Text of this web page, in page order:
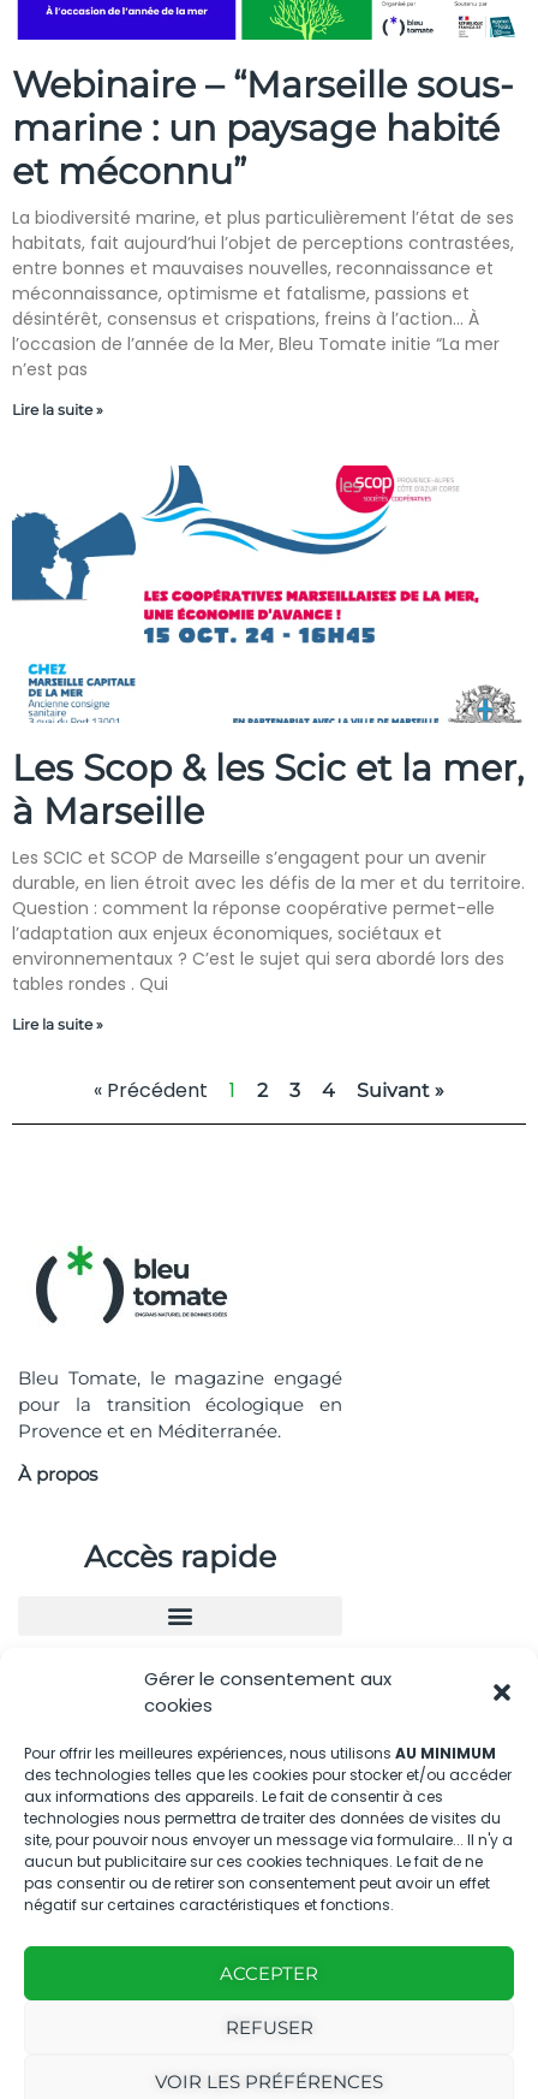
Gérer le consentement aux
cookies
Pour offrir les meilleures expériences, nous utilisons AU MINIMUM
des technologies telles que les cookies pour stocker et/ou accéder
aux informations des appareils. Le fait de consentir à ces
technologies nous permettra de traiter des données de visites du
site, pour pouvoir nous envoyer un message via formulaire... Il n'y a
aucun but publicitaire sur ces cookies techniques. Le fait de ne
pas consentir ou de retirer son consentement peut avoir un effet
négatif sur certaines caractéristiques et fonctions.
ACCEPTER
REFUSER
VOIR LES PRÉFÉRENCES
Webinaire – “Marseille sous-
marine : un paysage habité
et méconnu”
La biodiversité marine, et plus particulièrement l’état de ses
habitats, fait aujourd’hui l’objet de perceptions contrastées,
entre bonnes et mauvaises nouvelles, reconnaissance et
méconnaissance, optimisme et fatalisme, passions et
désintérêt, consensus et crispations, freins à l’action… À
l’occasion de l’année de la Mer, Bleu Tomate initie “La mer
n’est pas
Lire la suite »
Les Scop & les Scic et la mer,
à Marseille
Les SCIC et SCOP de Marseille s’engagent pour un avenir
durable, en lien étroit avec les défis de la mer et du territoire.
Question : comment la réponse coopérative permet-elle
l’adaptation aux enjeux économiques, sociétaux et
environnementaux ? C’est le sujet qui sera abordé lors des
tables rondes . Qui
Lire la suite »
« Précédent 1 2 3 4 Suivant »
Bleu Tomate, le magazine engagé
pour la transition écologique en
Provence et en Méditerranée.
À propos
Accès rapide
Nous contacter
04.88.08.75.28
contactBT@bleu-tomate.fr
Kit média
Kit média Bleu Tomate
Nous suivre